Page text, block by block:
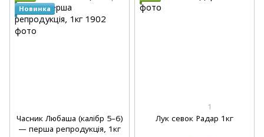
Новинка
Часник Любаша (калібр 5–6)
— перша репродукція, 1кг
1
Лук севок Радар 1кг